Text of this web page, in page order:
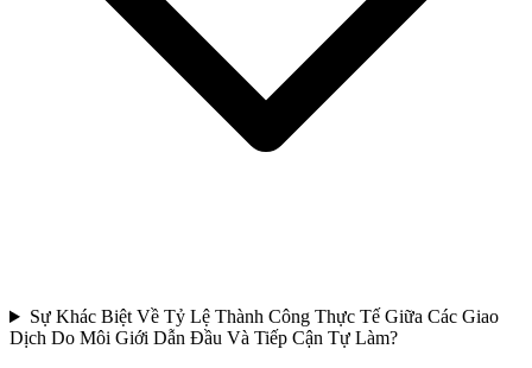
Sự Khác Biệt Về Tỷ Lệ Thành Công Thực Tế Giữa Các Giao
Dịch Do Môi Giới Dẫn Đầu Và Tiếp Cận Tự Làm?